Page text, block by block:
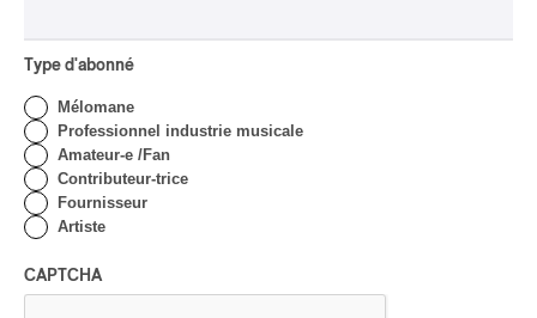
CRITIQUE DE CONCERT
Type d'abonné
Mélomane
Professionnel industrie musicale
Amateur-e /Fan
Contributeur-trice
Fournisseur
Artiste
CAPTCHA